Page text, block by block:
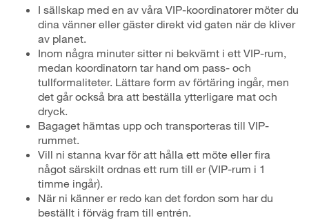
I sällskap med en av våra VIP-koordinatorer möter du
dina vänner eller gäster direkt vid gaten när de kliver
av planet.
Inom några minuter sitter ni bekvämt i ett VIP-rum,
medan koordinatorn tar hand om pass- och
tullformaliteter. Lättare form av förtäring ingår, men
det går också bra att beställa ytterligare mat och
dryck.
Bagaget hämtas upp och transporteras till VIP-
rummet.
Vill ni stanna kvar för att hålla ett möte eller fira
något särskilt ordnas ett rum till er (VIP-rum i 1
timme ingår).
När ni känner er redo kan det fordon som har du
beställt i förväg fram till entrén.